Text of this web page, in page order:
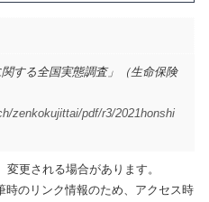
する全国実態調査」（生命保険
zenkokujittai/pdf/r3/2021honshi
更される場合があります。
時のリンク情報のため、アクセス時